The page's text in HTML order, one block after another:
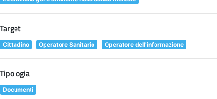
Target
Cittadino Operatore Sanitario Operatore dell'informazione
Tipologia
Documenti